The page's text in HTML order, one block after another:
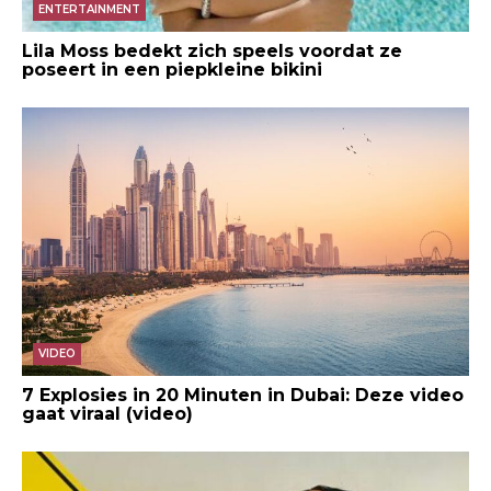
ENTERTAINMENT
Lila Moss bedekt zich speels voordat ze
poseert in een piepkleine bikini
VIDEO
7 Explosies in 20 Minuten in Dubai: Deze video
gaat viraal (video)